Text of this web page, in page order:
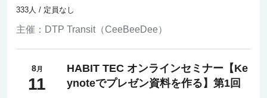
主催： DTP Transit（CeeBeeDee）
333人 / 定員なし
8月
11
HABIT TEC オンラインセミナー【Ke
ynoteでプレゼン資料を作る】第1回